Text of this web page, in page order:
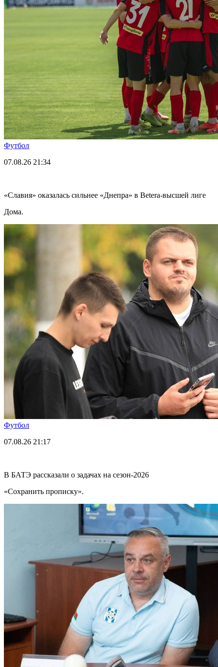
Футбол
07.08.26 21:34
«Славия» оказалась сильнее «Днепра» в Betera-высшей лиге
Дома.
Футбол
07.08.26 21:17
В БАТЭ рассказали о задачах на сезон-2026
«Сохранить прописку».